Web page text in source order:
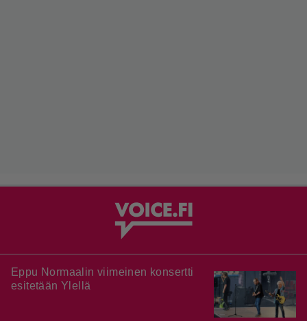
Eppu Normaalin viimeinen konsertti
esitetään Ylellä